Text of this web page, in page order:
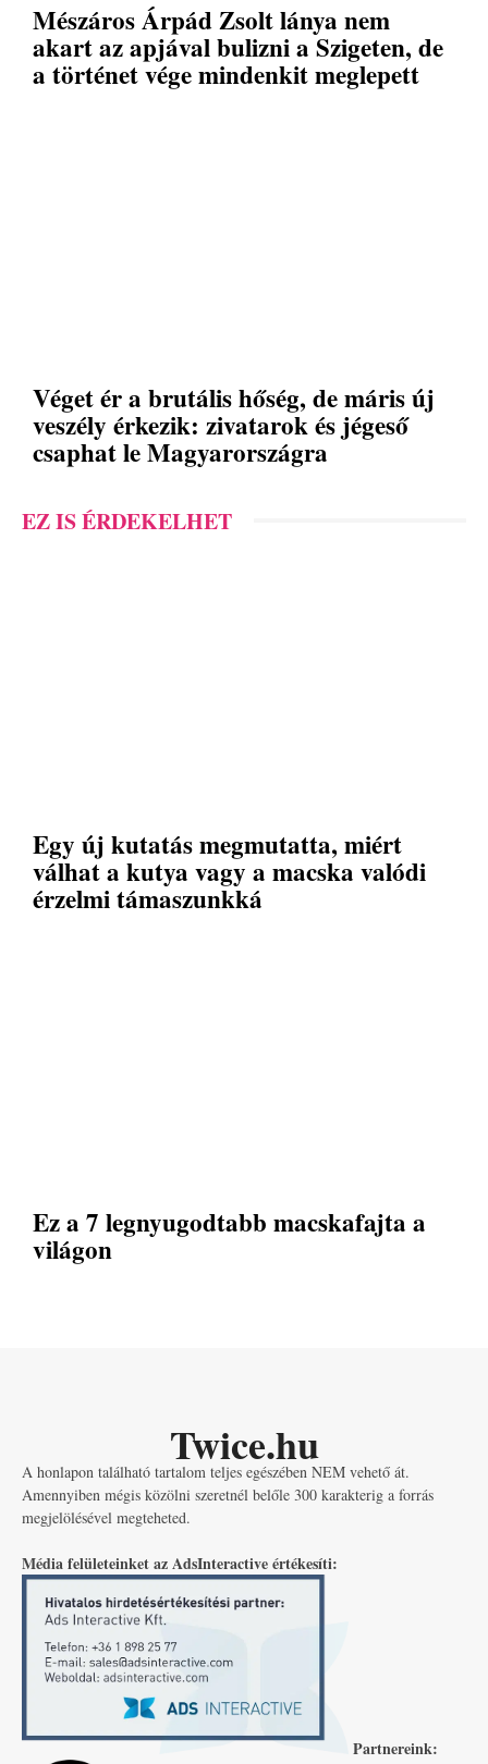
Mészáros Árpád Zsolt lánya nem
akart az apjával bulizni a Szigeten, de
a történet vége mindenkit meglepett
Véget ér a brutális hőség, de máris új
veszély érkezik: zivatarok és jégeső
csaphat le Magyarországra
EZ IS ÉRDEKELHET
Egy új kutatás megmutatta, miért
válhat a kutya vagy a macska valódi
érzelmi támaszunkká
Ez a 7 legnyugodtabb macskafajta a
világon
Twice.hu
A honlapon található tartalom teljes egészében NEM vehető át.
Amennyiben mégis közölni szeretnél belőle 300 karakterig a forrás
megjelölésével megteheted.
Média felületeinket az AdsInteractive értékesíti:
Partnereink: